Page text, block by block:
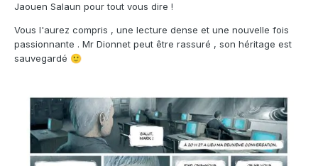
Jaouen Salaun pour tout vous dire !
Vous l'aurez compris , une lecture dense et une nouvelle fois
passionnante . Mr Dionnet peut être rassuré , son héritage est
sauvegardé 🙂